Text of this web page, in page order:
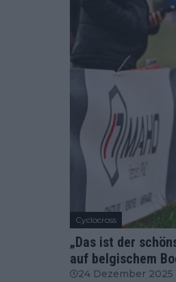
Cyclocross
„Das ist der
auf belgischem
24 Dezember 2025